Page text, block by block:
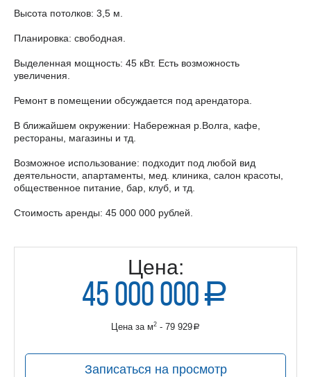
Высота потолков: 3,5 м.
Планировка: свободная.
Выделенная мощность: 45 кВт. Есть возможность
увеличения.
Ремонт в помещении обсуждается под арендатора.
В ближайшем окружении: Набережная р.Волга, кафе,
рестораны, магазины и тд.
Возможное использование: подходит под любой вид
деятельности, апартаменты, мед. клиника, салон красоты,
общественное питание, бар, клуб, и тд.
Стоимость аренды: 45 000 000 рублей.
Цена:
45 000 000 a
руб.Цена за м2 - 79 929 a
Записаться на просмотр